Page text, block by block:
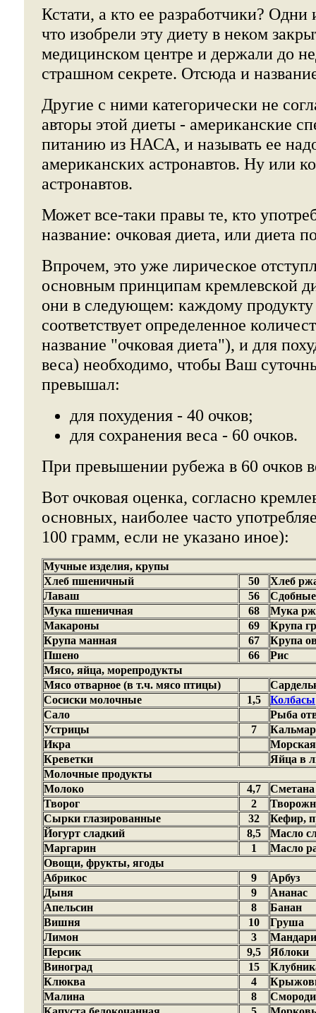
Кстати, а кто ее разработчики? Одни
что изобрели эту диету в неком
медицинском центре и держали до
страшном секрете. Отсюда и
Другие с ними категорически не
авторы этой диеты - американские
питанию из НАСА, и называть ее
американских астронавтов. Ну или
астронавтов.
Может все-таки правы те, кто
название: очковая диета, или диета
Впрочем, это уже лирическое
основным принципам кремлевской
они в следующем: каждому продукту
соответствует определенное
название "очковая диета"), и для
веса) необходимо, чтобы Ваш
превышал:
для похудения - 40 очков;
для сохранения веса - 60 очков.
При превышении рубежа в 60 очков
Вот очковая оценка, согласно
основных, наиболее часто
100 грамм, если не указано иное):
Мучные изделия, крупы
Хлеб пшеничный
50
Хлеб
Лаваш
56
Мука пшеничная
68
Мука
Макароны
69
Крупа
Крупа манная
67
Крупа
Пшено
66
Рис
Мясо, яйца, морепродукты
Мясо отварное (в т.ч. мясо птицы)
Сосиски молочные
1,5
Колбасы
Сало
Рыба
Устрицы
7
Икра
Морская
Креветки
Яйца в
Молочные продукты
Молоко
4,7
Сметана
Творог
2
Сырки глазированные
32
Кефир,
Йогурт сладкий
8,5
Масло
Маргарин
1
Масло
Овощи, фрукты, ягоды
Абрикос
9
Арбуз
Дыня
9
Ананас
Апельсин
8
Банан
Вишня
10
Груша
Лимон
3
Персик
9,5
Яблоки
Виноград
15
Клюква
4
Малина
8